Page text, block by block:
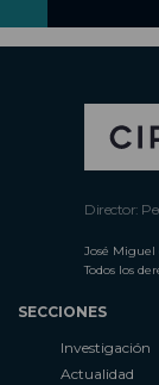
Director:
José Miguel
Todos los
SECCIONES
Investigación
Actualidad